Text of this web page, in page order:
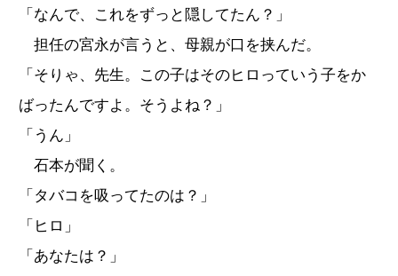
「なんで、これをずっと隠してたん？」
担任の宮永が言うと、母親が口を挟んだ。
「そりゃ、先生。この子はそのヒロっていう子をか
ばったんですよ。そうよね？」
「うん」
石本が聞く。
「タバコを吸ってたのは？」
「ヒロ」
「あなたは？」